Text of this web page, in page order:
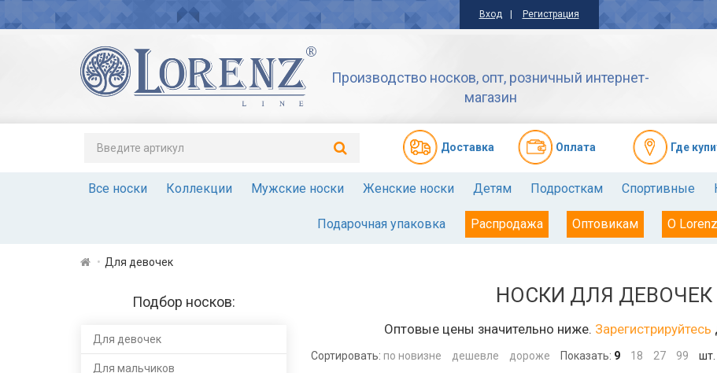
Вход Регистрация
Производство носков, опт, розничный интернет-
магазин
Доставкa Оплата Где
Все носки Коллекции Мужские носки Женские носки Детям Подросткам Спортивные
Подарочная упаковка Распродажа Оптовикам О
Для девочек
Подбор носков:
Для девочек
Для мальчиков
НОСКИ ДЛЯ
Оптовые цены значительно ниже. Зарегистрируйтесь
Сортировать: по новизне дешевле дороже Показать: 9 18 27 99 шт.